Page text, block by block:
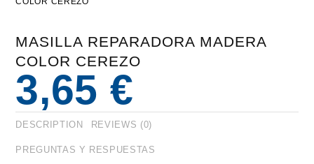
MASILLA REPARADORA MADERA
COLOR CEREZO
3,65 €
DESCRIPTION REVIEWS (0)
PREGUNTAS Y RESPUESTAS